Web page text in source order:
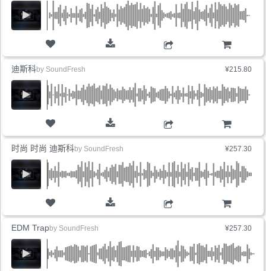
¥215.80
迪斯科by SoundFresh
¥257.30
时尚 时尚 迪斯科by SoundFresh
¥257.30
EDM Trapby SoundFresh